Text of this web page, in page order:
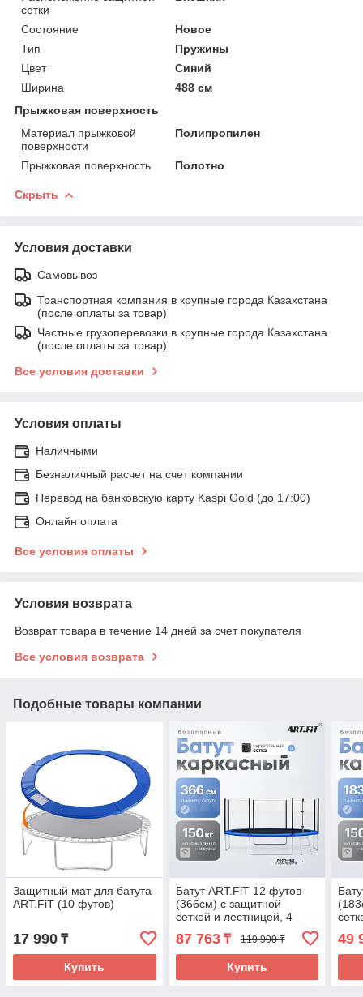
сетки
Состояние
Новое
Тип
Пружины
Цвет
Синий
Ширина
488 см
Прыжковая поверхность
Материал прыжковой
поверхности
Полипропилен
Прыжковая поверхность Полотно
Скрыть
Условия доставки
Самовывоз
Транспортная компания в крупные города Казахстана
(после оплаты за товар)
Частные грузоперевозки в крупные города Казахстана
(после оплаты за товар)
Все условия доставки
Условия оплаты
Наличными
Безналичный расчет на счет компании
Перевод на банковскую карту Kaspi Gold (до 17:00)
Онлайн оплата
Все условия оплаты
Условия возврата
Возврат товара в течение 14 дней за счет покупателя
Все условия возврата
Подобные товары компании
Защитный мат для батута
ART.FiT (10 футов)
17 990 ₸
Купить
Батут ART.FiT 12 футов
(366см) с защитной
сеткой и лестницей, 4
87 763₸ 119 990 ₸
Купить
49